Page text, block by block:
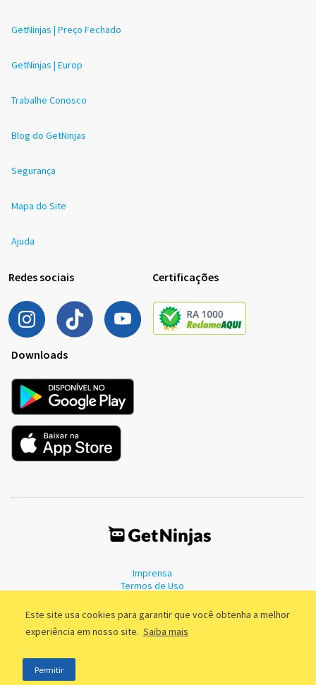
Este site usa cookies para garantir que você obtenha a melhor
experiência em nosso site. Saiba mais
Permitir
GetNinjas | Preço Fechado
GetNinjas | Europ
Trabalhe Conosco
Blog do GetNinjas
Segurança
Mapa do Site
Ajuda
Redes sociais Certificações
Downloads
Imprensa
Termos de Uso
©2011 - 2026, GetNinjas LTDA. CNPJ 55.744.877/0001-89 - Rua Dr.
Fernandes Coelho, 85 - 3º andar - São Paulo/SP - Brasil